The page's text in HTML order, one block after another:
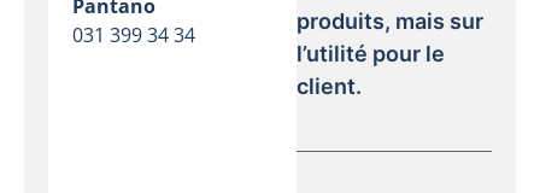
Pantano
031 399 34 34
produits, mais sur
l’utilité pour le
client.